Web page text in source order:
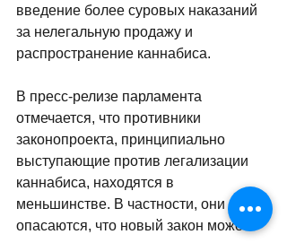
введение более суровых наказаний
за нелегальную продажу и
распространение каннабиса.
В пресс-релизе парламента
отмечается, что противники
законопроекта, принципиально
выступающие против легализации
каннабиса, находятся в
меньшинстве. В частности, они
опасаются, что новый закон может